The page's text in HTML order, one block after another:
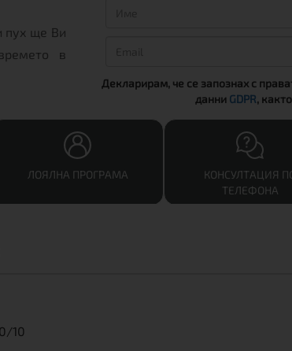
пух ще Ви
в
Декларирам, че се запознах с
данни GDPR,
ЛОЯЛНА ПРОГРАМА
КОНСУЛТАЦИЯ
ТЕЛЕФОНА
10